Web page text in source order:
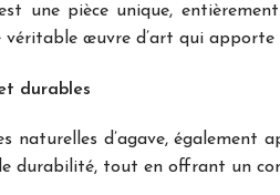
une pièce unique,
véritable œuvre d’art qui
durables
naturelles d’agave, également
durabilité, tout en offrant un